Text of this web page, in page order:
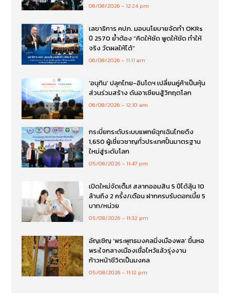
06/08/2026 12:24 pm
เลขาธิการ คปภ. มอบนโยบายจัดทำ OKRs
ปี 2570 ย้ำต้อง “คิดให้ชัด พูดให้ชัด ทำให้
จริง วัดผลให้ได้”
06/08/2026 11:11 am
‘อนุทิน’ ปลุกไทย-อินโดฯ เปลี่ยนคู่ค้าเป็นหุ้น
ส่วนร่วมสร้าง ดันอาเซียนสู้วิกฤตโลก
06/08/2026 12:10 am
กระบี่ยกระดับระบบแพทย์ฉุกเฉินไทยดึง
1,650 ผู้เชี่ยวชาญทั่วประเทศปั้นมาตรฐาน
ใหม่สู่ระดับโลก
05/08/2026 11:47 pm
เปิดใหม่จัดเต็ม! สลากออมสิน 5 ปีได้ลุ้น 10
ล้านถึง 2 ครั้ง/เดือน ฝากครบรับดอกเบี้ย 5
บาท/หน่วย
05/08/2026 11:32 pm
อัญเชิญ ‘พระพุทธมงคลมิ่งเมืองพล’ ขึ้นหอ
พระใจกลางเมืองเชื่อไหว้แล้วรุ่งงาน
ก้าวหน้าชีวิตเป็นมงคล
05/08/2026 11:12 pm